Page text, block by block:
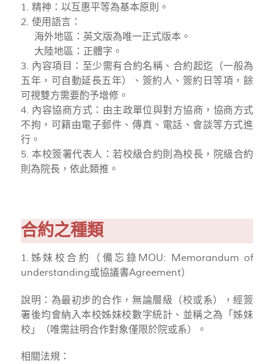
1. 精神：以互惠平等為基本原則。
2. 使用語言：
海外地區：英文版為唯一正式版本。
大陸地區：正體字。
3. 內容項目：至少需有合約名稱、合約起迄（一般為
五年，可自動延長五年）、簽約人、簽約日等項，餘
可視雙方需要酌予增修。
4. 內容協商方式：由主政單位與對方協商，協商方式
不拘，可籍由電子郵件、傳真、電話、會談等方式進
行。
5. 本校簽署代表人：若校級合約則為校長，院級合約
則為院長，依此類推。
合約之種類
1.姊妹校合約（備忘錄MOU: Memorandum of
understanding或協議書Agreement）
說明：為最初步的合作，無論層級（校或系），經簽
署後均會納入本校姊妹校數字統計、並稱之為「姊妹
校」（唯需註明合作對象僅限於院或系）。
相關法規：